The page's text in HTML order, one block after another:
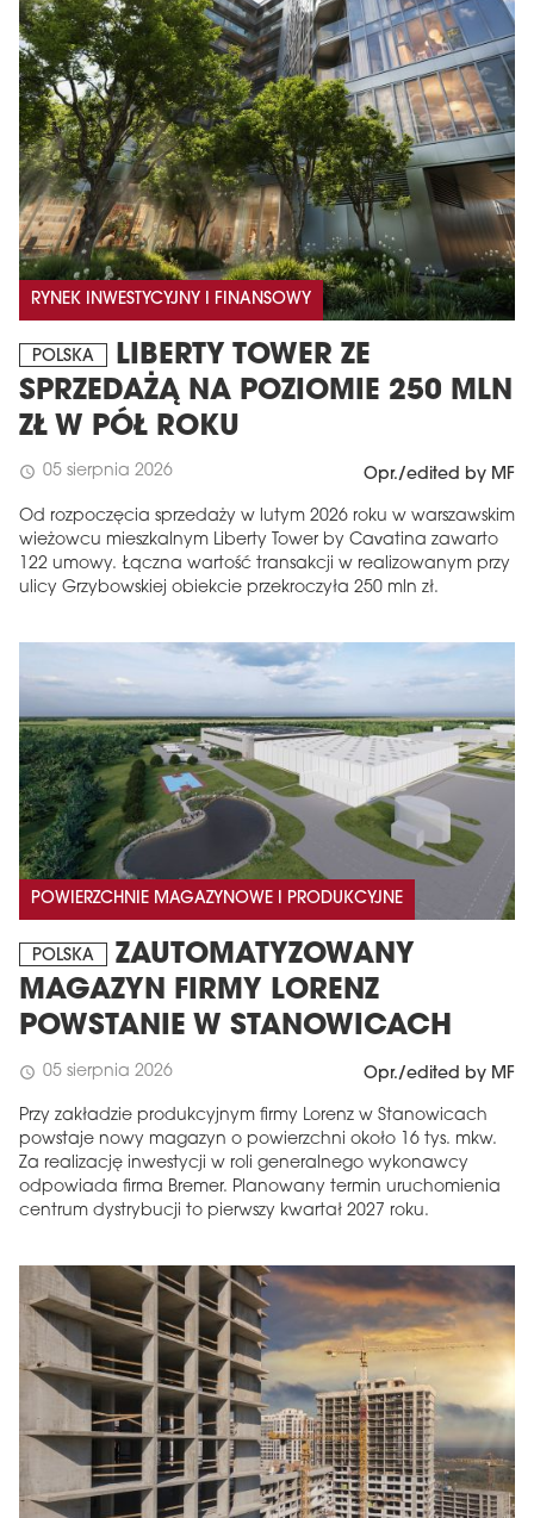
RYNEK INWESTYCYJNY I FINANSOWY
POLSKA
LIBERTY TOWER ZE
SPRZEDAŻĄ NA POZIOMIE 250 MLN
ZŁ W PÓŁ ROKU
schedule 05 sierpnia 2026 Opr./edited by MF
Od rozpoczęcia sprzedaży w lutym 2026 roku w warszawskim
wieżowcu mieszkalnym Liberty Tower by Cavatina zawarto
122 umowy. Łączna wartość transakcji w realizowanym przy
ulicy Grzybowskiej obiekcie przekroczyła 250 mln zł.
POWIERZCHNIE MAGAZYNOWE I PRODUKCYJNE
POLSKA
ZAUTOMATYZOWANY
MAGAZYN FIRMY LORENZ
POWSTANIE W STANOWICACH
schedule 05 sierpnia 2026 Opr./edited by MF
Przy zakładzie produkcyjnym firmy Lorenz w Stanowicach
powstaje nowy magazyn o powierzchni około 16 tys. mkw.
Za realizację inwestycji w roli generalnego wykonawcy
odpowiada firma Bremer. Planowany termin uruchomienia
centrum dystrybucji to pierwszy kwartał 2027 roku.